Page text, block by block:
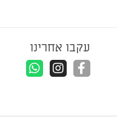
עקבו אחרינו